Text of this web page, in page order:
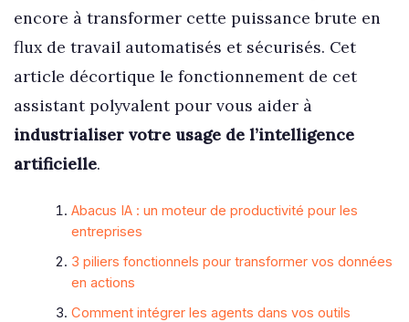
encore à transformer cette puissance brute en
flux de travail automatisés et sécurisés. Cet
article décortique le fonctionnement de cet
assistant polyvalent pour vous aider à
industrialiser votre usage de l’intelligence
artificielle.
Abacus IA : un moteur de productivité pour les
entreprises
3 piliers fonctionnels pour transformer vos données
en actions
Comment intégrer les agents dans vos outils